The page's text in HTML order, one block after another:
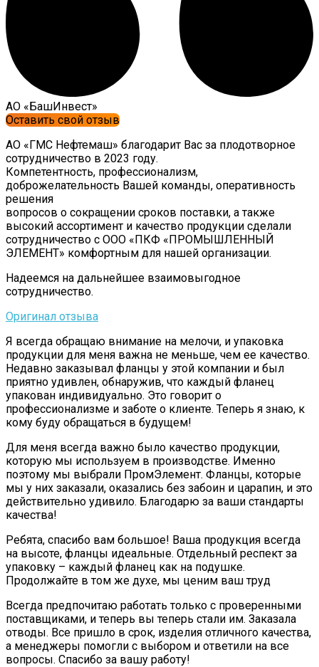
AО «БашИнвест»
Оставить свой отзыв
АО «ГМС Нефтемаш» благодарит Вас за плодотворное
сотрудничество в 2023 году.
Компетентность, профессионализм,
доброжелательность Вашей команды, оперативность
решения
вопросов о сокращении сроков поставки, а также
высокий ассортимент и качество продукции сделали
сотрудничество с ООО «ПКФ «ПРОМЫШЛЕННЫЙ
ЭЛЕМЕНТ» комфортным для нашей организации.
Надеемся на дальнейшее взаимовыгодное
сотрудничество.
Оригинал отзыва
Я всегда обращаю внимание на мелочи, и упаковка
продукции для меня важна не меньше, чем ее качество.
Недавно заказывал фланцы у этой компании и был
приятно удивлен, обнаружив, что каждый фланец
упакован индивидуально. Это говорит о
профессионализме и заботе о клиенте. Теперь я знаю, к
кому буду обращаться в будущем!
Для меня всегда важно было качество продукции,
которую мы используем в производстве. Именно
поэтому мы выбрали ПромЭлемент. Фланцы, которые
мы у них заказали, оказались без забоин и царапин, и это
действительно удивило. Благодарю за ваши стандарты
качества!
Ребята, спасибо вам большое! Ваша продукция всегда
на высоте, фланцы идеальные. Отдельный респект за
упаковку – каждый фланец как на подушке.
Продолжайте в том же духе, мы ценим ваш труд
Всегда предпочитаю работать только с проверенными
поставщиками, и теперь вы теперь стали им. Заказала
отводы. Все пришло в срок, изделия отличного качества,
а менеджеры помогли с выбором и ответили на все
вопросы. Спасибо за вашу работу!